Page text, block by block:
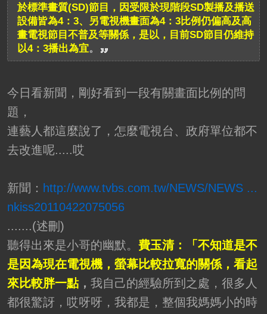
於標準畫質(SD)節目，因受限於現階段SD製播及播送
設備皆為4：3、另電視機畫面為4：3比例仍偏高及高
畫電視節目不普及等關係，是以，目前SD節目仍維持
以4：3播出為宜。
今日看新聞，剛好看到一段有關畫面比例的問
題，
連藝人都這麼說了，怎麼電視台、政府單位都不
去改進呢.....哎
新聞： http://www.tvbs.com.tw/NEWS/NEWS ...
nkiss20110422075056
.......(述刪)
聽得出來是小哥的幽默。 費玉清：「不知道是不
是因為現在電視機，螢幕比較拉寬的關係，看起
來比較胖一點， 我自己的經驗所到之處，很多人
都很驚訝，哎呀呀，我都是，整個我媽媽小的時